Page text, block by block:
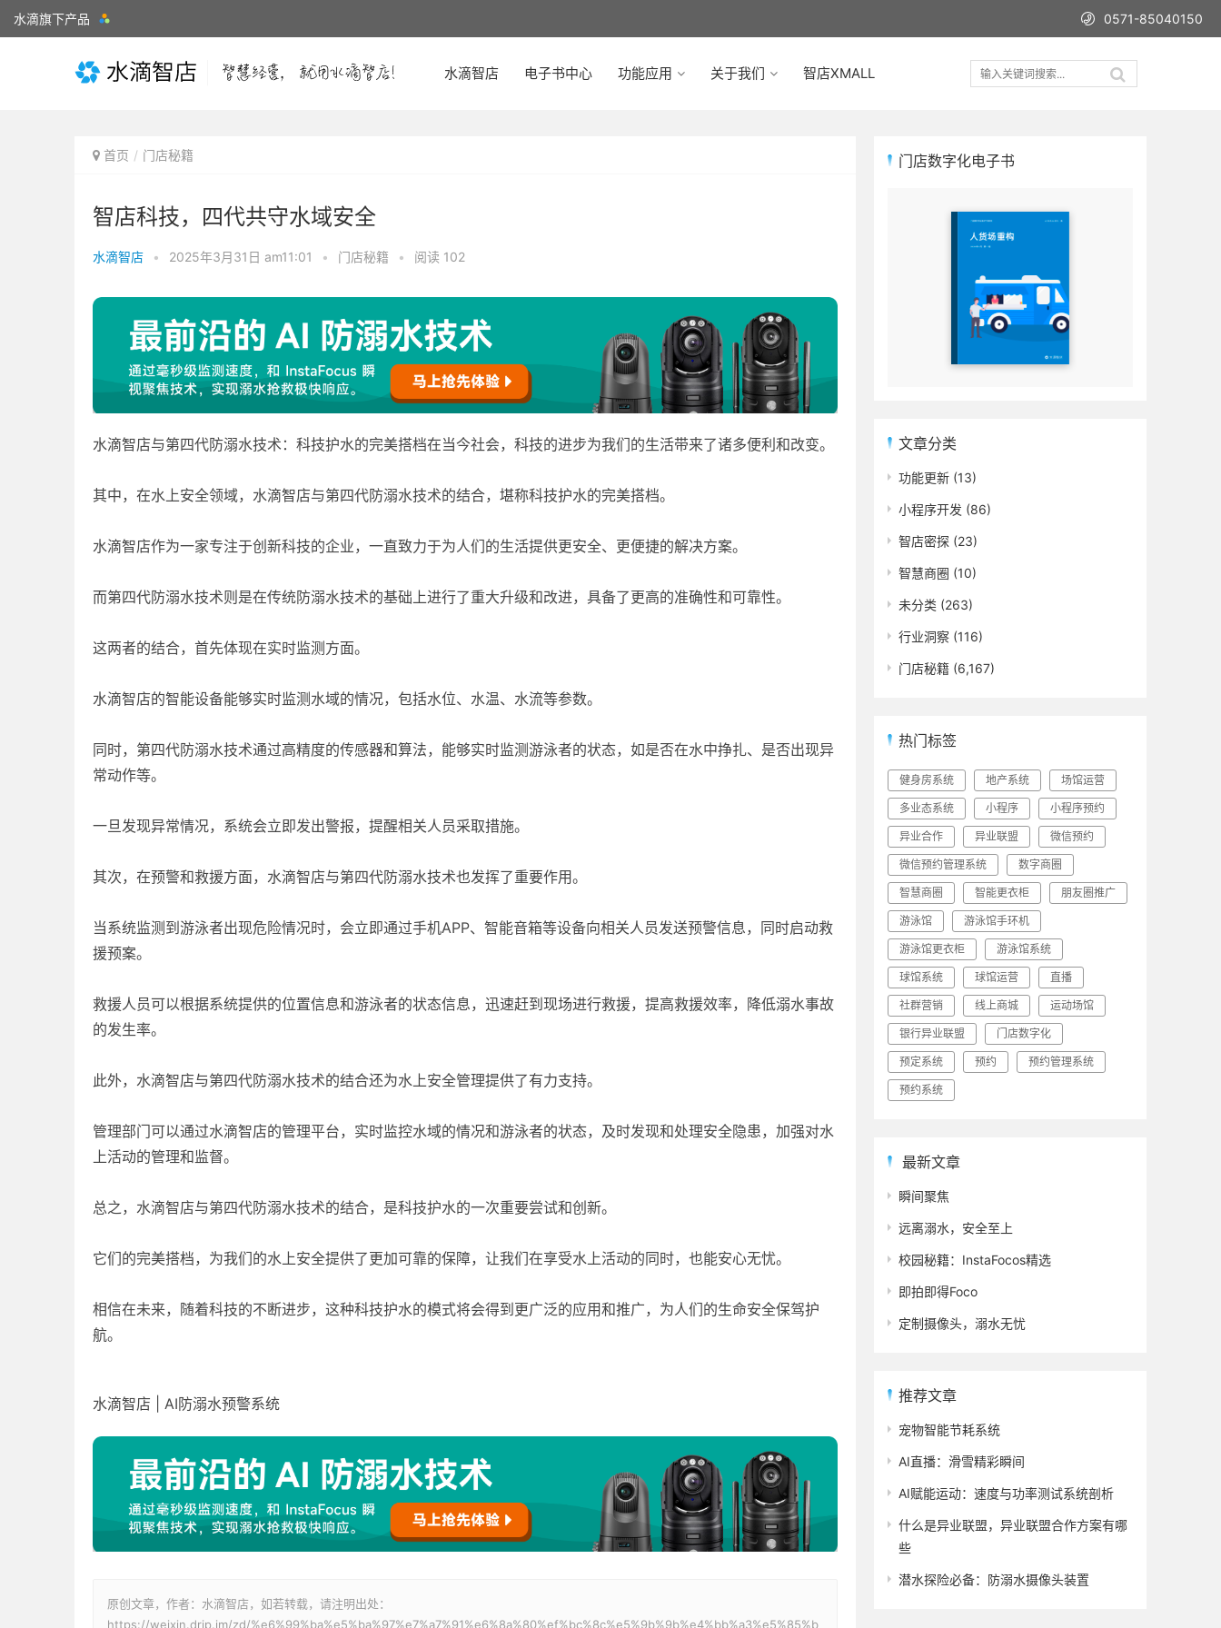
水滴旗下产品 0571-85040150
水滴智店 电子书中心 功能应用 关于我们 智店XMALL
首页 门店秘籍
智店科技，四代共守水域安全
水滴智店 • 2025年3月31日 am11:01 • 门店秘籍 • 阅读 102
水滴智店与第四代防溺水技术：科技护水的完美搭档在当今社会，科技的进步为我们的生活带来了诸多便利和改变。
其中，在水上安全领域，水滴智店与第四代防溺水技术的结合，堪称科技护水的完美搭档。
水滴智店作为一家专注于创新科技的企业，一直致力于为人们的生活提供更安全、更便捷的解决方案。
而第四代防溺水技术则是在传统防溺水技术的基础上进行了重大升级和改进，具备了更高的准确性和可靠性。
这两者的结合，首先体现在实时监测方面。
水滴智店的智能设备能够实时监测水域的情况，包括水位、水温、水流等参数。
同时，第四代防溺水技术通过高精度的传感器和算法，能够实时监测游泳者的状态，如是否在水中挣扎、是否出现异
常动作等。
一旦发现异常情况，系统会立即发出警报，提醒相关人员采取措施。
其次，在预警和救援方面，水滴智店与第四代防溺水技术也发挥了重要作用。
当系统监测到游泳者出现危险情况时，会立即通过手机APP、智能音箱等设备向相关人员发送预警信息，同时启动救
援预案。
救援人员可以根据系统提供的位置信息和游泳者的状态信息，迅速赶到现场进行救援，提高救援效率，降低溺水事故
的发生率。
此外，水滴智店与第四代防溺水技术的结合还为水上安全管理提供了有力支持。
管理部门可以通过水滴智店的管理平台，实时监控水域的情况和游泳者的状态，及时发现和处理安全隐患，加强对水
上活动的管理和监督。
总之，水滴智店与第四代防溺水技术的结合，是科技护水的一次重要尝试和创新。
它们的完美搭档，为我们的水上安全提供了更加可靠的保障，让我们在享受水上活动的同时，也能安心无忧。
相信在未来，随着科技的不断进步，这种科技护水的模式将会得到更广泛的应用和推广，为人们的生命安全保驾护
航。
水滴智店 | AI防溺水预警系统
原创文章，作者：水滴智店，如若转载，请注明出处：
https://weixin.drip.im/zd/%e6%99%ba%e5%ba%97%e7%a7%91%e6%8a%80%ef%bc%8c%e5%9b%9b%e4%bb%a3%e5%85%b
门店数字化电子书
文章分类
功能更新 (13)
小程序开发 (86)
智店密探 (23)
智慧商圈 (10)
未分类 (263)
行业洞察 (116)
门店秘籍 (6,167)
热门标签
健身房系统 地产系统 场馆运营
多业态系统 小程序 小程序预约
异业合作 异业联盟 微信预约
微信预约管理系统 数字商圈
智慧商圈 智能更衣柜 朋友圈推广
游泳馆 游泳馆手环机
游泳馆更衣柜 游泳馆系统
球馆系统 球馆运营 直播
社群营销 线上商城 运动场馆
银行异业联盟 门店数字化
预定系统 预约 预约管理系统
预约系统
最新文章
瞬间聚焦
远离溺水，安全至上
校园秘籍：InstaFocos精选
即拍即得Foco
定制摄像头，溺水无忧
推荐文章
宠物智能节耗系统
AI直播：滑雪精彩瞬间
AI赋能运动：速度与功率测试系统剖析
什么是异业联盟，异业联盟合作方案有哪
些
潜水探险必备：防溺水摄像头装置